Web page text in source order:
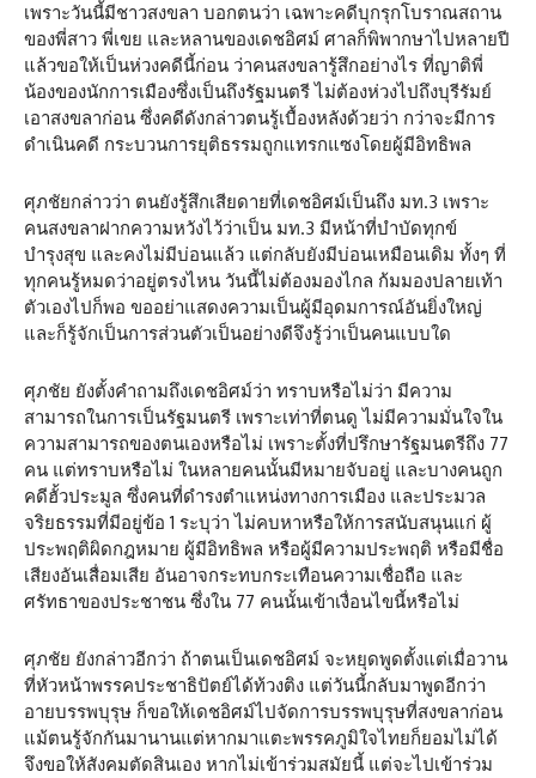
เพราะวันนี้มีชาวสงขลา บอกตนว่า เฉพาะคดีบุกรุกโบราณสถาน
ของพี่สาว พี่เขย และหลานของเดชอิศม์ ศาลก็พิพากษาไปหลายปี
แล้วขอให้เป็นห่วงคดีนี้ก่อน ว่าคนสงขลารู้สึกอย่างไร ที่ญาติพี่
น้องของนักการเมืองซึ่งเป็นถึงรัฐมนตรี ไม่ต้องห่วงไปถึงบุรีรัมย์
เอาสงขลาก่อน ซึ่งคดีดังกล่าวตนรู้เบื้องหลังด้วยว่า กว่าจะมีการ
ดำเนินคดี กระบวนการยุติธรรมถูกแทรกแซงโดยผู้มีอิทธิพล
ศุภชัยกล่าวว่า ตนยังรู้สึกเสียดายที่เดชอิศม์เป็นถึง มท.3 เพราะ
คนสงขลาฝากความหวังไว้ว่าเป็น มท.3 มีหน้าที่บำบัดทุกข์
บำรุงสุข และคงไม่มีบ่อนแล้ว แต่กลับยังมีบ่อนเหมือนเดิม ทั้งๆ ที่
ทุกคนรู้หมดว่าอยู่ตรงไหน วันนี้ไม่ต้องมองไกล ก้มมองปลายเท้า
ตัวเองไปก็พอ ขออย่าแสดงความเป็นผู้มีอุดมการณ์อันยิ่งใหญ่
และก็รู้จักเป็นการส่วนตัวเป็นอย่างดีจึงรู้ว่าเป็นคนแบบใด
ศุภชัย ยังตั้งคำถามถึงเดชอิศม์ว่า ทราบหรือไม่ว่า มีความ
สามารถในการเป็นรัฐมนตรี เพราะเท่าที่ตนดู ไม่มีความมั่นใจใน
ความสามารถของตนเองหรือไม่ เพราะตั้งที่ปรึกษารัฐมนตรีถึง 77
คน แต่ทราบหรือไม่ ในหลายคนนั้นมีหมายจับอยู่ และบางคนถูก
คดีฮั้วประมูล ซึ่งคนที่ดำรงตำแหน่งทางการเมือง และประมวล
จริยธรรมที่มีอยู่ข้อ 1 ระบุว่า ไม่คบหาหรือให้การสนับสนุนแก่ ผู้
ประพฤติผิดกฎหมาย ผู้มีอิทธิพล หรือผู้มีความประพฤติ หรือมีชื่อ
เสียงอันเสื่อมเสีย อันอาจกระทบกระเทือนความเชื่อถือ และ
ศรัทธาของประชาชน ซึ่งใน 77 คนนั้นเข้าเงื่อนไขนี้หรือไม่
ศุภชัย ยังกล่าวอีกว่า ถ้าตนเป็นเดชอิศม์ จะหยุดพูดตั้งแต่เมื่อวาน
ที่หัวหน้าพรรคประชาธิปัตย์ได้ท้วงติง แต่วันนี้กลับมาพูดอีกว่า
อายบรรพบุรุษ ก็ขอให้เดชอิศม์ไปจัดการบรรพบุรุษที่สงขลาก่อน
แม้ตนรู้จักกันมานานแต่หากมาแตะพรรคภูมิใจไทยก็ยอมไม่ได้
จึงขอให้สังคมตัดสินเอง หากไม่เข้าร่วมสมัยนี้ แต่จะไปเข้าร่วม